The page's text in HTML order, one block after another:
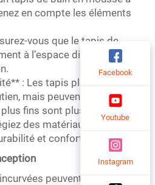
en compte les éléments
vous que le tapis de
à l’espace disponible
: Les tapis plus épais
mais peuvent sembler
fins sont plus souples.
des matériaux de haute
et confort.
peuvent constituer
Facebook
Youtube
Instagram